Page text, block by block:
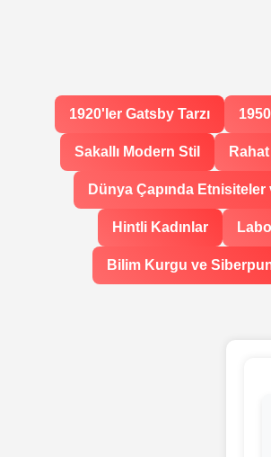
1920'ler Gatsby Tarzı
Sakallı Modern Stil
Dünya Çapında
Hintli Kadınlar
Bilim Kurgu ve